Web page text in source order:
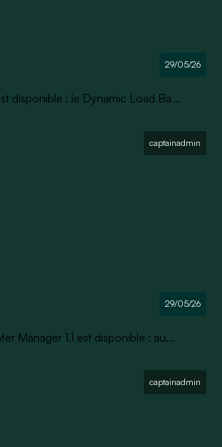
29/05/26
disponible : le Dynamic Load Ba...
captainadmin
29/05/26
Manager 1.1 est disponible : au...
captainadmin